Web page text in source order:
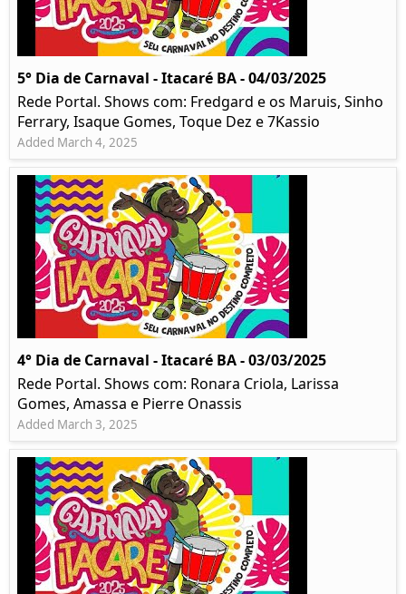
5° Dia de Carnaval - Itacaré BA - 04/03/2025
Rede Portal. Shows com: Fredgard e os Maruis, Sinho
Ferrary, Isaque Gomes, Toque Dez e 7Kassio
Added March 4, 2025
4° Dia de Carnaval - Itacaré BA - 03/03/2025
Rede Portal. Shows com: Ronara Criola, Larissa
Gomes, Amassa e Pierre Onassis
Added March 3, 2025